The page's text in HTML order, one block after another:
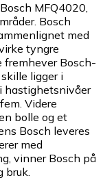
MFQ4020,
Bosch
med
tyngre
fremhever Bosch-
ligger i
hastighetsnivåer
Videre
bolle og et
Bosch leveres
med
vinner Bosch på
bruk.